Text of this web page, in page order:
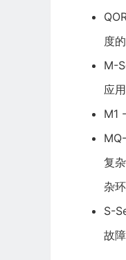
度
M-
应用
M1
复
杂
S-
故